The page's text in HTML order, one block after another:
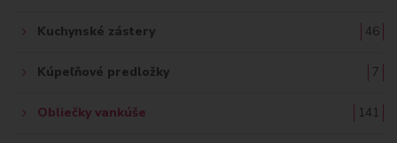
Kuchynské zástery 46
Kúpeľňové predložky 7
Obliečky vankúše 141